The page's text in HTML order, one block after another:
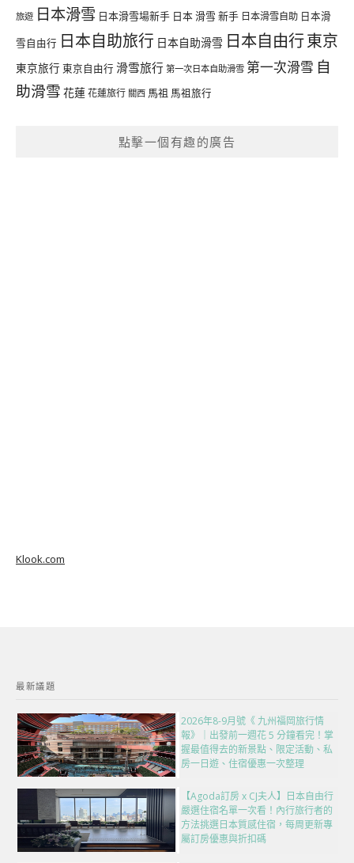
旅遊 日本滑雪 日本滑雪場新手 日本 滑雪 新手 日本滑雪自助 日本滑
雪自由行 日本自助旅行 日本自助滑雪 日本自由行東京
東京旅行 東京自由行 滑雪旅行 第一次日本自助滑雪 第一次滑雪 自
助滑雪 花蓮花蓮旅行 關西 馬祖 馬祖旅行
點擊一個有趣的廣告
Klook.com
最新議題
2026年8-9月號《 九州福岡旅行情
報》｜出發前一週花 5 分鐘看完！掌
握最值得去的新景點、限定活動、私
房一日遊、住宿優惠一次整理
【Agoda訂房 x CJ夫人】日本自由行
嚴選住宿名單一次看！內行旅行者的
方法挑選日本質感住宿，每周更新專
屬訂房優惠與折扣碼